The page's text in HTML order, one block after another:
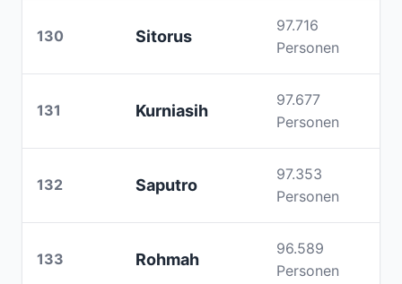
130 Sitorus
97.716
Personen
131 Kurniasih
97.677
Personen
132 Saputro
97.353
Personen
133 Rohmah
96.589
Personen